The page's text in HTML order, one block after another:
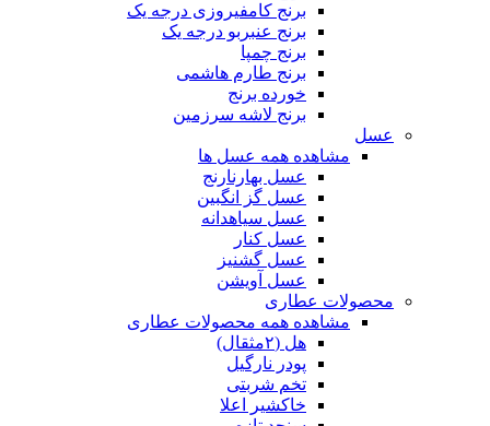
برنج کامفیروزی درجه یک
برنج عنبربو درجه یک
برنج چمپا
برنج طارم هاشمی
خورده برنج
برنج لاشه سرزمین
عسل
مشاهده همه عسل ها
عسل بهارنارنج
عسل گز انگبین
عسل سیاهدانه
عسل کنار
عسل گشنیز
عسل آویشن
محصولات عطاری
مشاهده همه محصولات عطاری
هل (۲مثقال)
پودر نارگیل
تخم شربتی
خاکشیر اعلا